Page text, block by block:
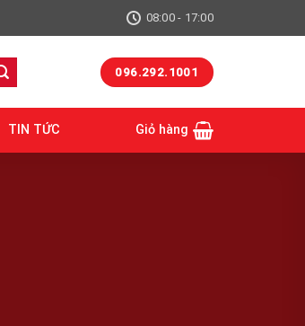
08:00 - 17:00
096.292.1001
TIN TỨC Giỏ hàng